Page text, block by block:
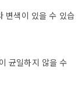
변색이 있을 수 있습
균일하지 않을 수